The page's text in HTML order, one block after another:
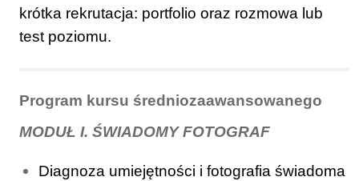
krótka rekrutacja: portfolio oraz rozmowa lub
test poziomu.
Program kursu średniozaawansowanego
MODUŁ I. ŚWIADOMY FOTOGRAF
Diagnoza umiejętności i fotografia świadoma